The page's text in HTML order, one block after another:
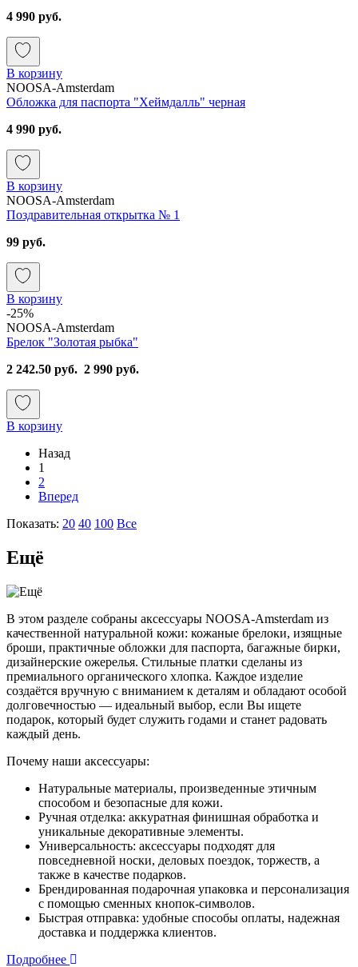
4 990 руб.
В корзину
NOOSA-Amsterdam
Обложка для паспорта "Хеймдалль" черная
4 990 руб.
В корзину
NOOSA-Amsterdam
Поздравительная открытка № 1
99 руб.
В корзину
-25%
NOOSA-Amsterdam
Брелок "Золотая рыбка"
2 242.50 руб. 2 990 руб.
В корзину
Назад
1
2
Вперед
Показать: 20 40 100 Все
Ещё
В этом разделе собраны аксессуары NOOSA-Amsterdam из
качественной натуральной кожи: кожаные брелоки, изящные
броши, практичные обложки для паспорта, багажные бирки,
дизайнерские ожерелья. Стильные платки сделаны из
премиального органического хлопка. Каждое изделие
создаётся вручную с вниманием к деталям и обладают особой
долговечностью — идеальный выбор, если Вы ищете
подарок, который будет служить годами и станет радовать
каждый день.
Почему наши аксессуары:
Натуральные материалы, произведенные этичным
способом и безопасные для кожи.
Ручная отделка: аккуратная финишная обработка и
уникальные декоративные элементы.
Универсальность: аксессуары подходят для
повседневной носки, деловых поездок, торжеств, а
также в качестве подарков.
Брендированная подарочная упаковка и персонализация
с помощью сменных кнопок-символов.
Быстрая отправка: удобные способы оплаты, надежная
доставка и поддержка клиентов.
Подробнее